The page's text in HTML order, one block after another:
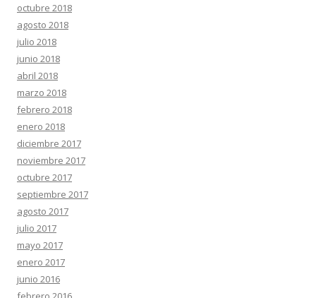
octubre 2018
agosto 2018
julio 2018
junio 2018
abril 2018
marzo 2018
febrero 2018
enero 2018
diciembre 2017
noviembre 2017
octubre 2017
septiembre 2017
agosto 2017
julio 2017
mayo 2017
enero 2017
junio 2016